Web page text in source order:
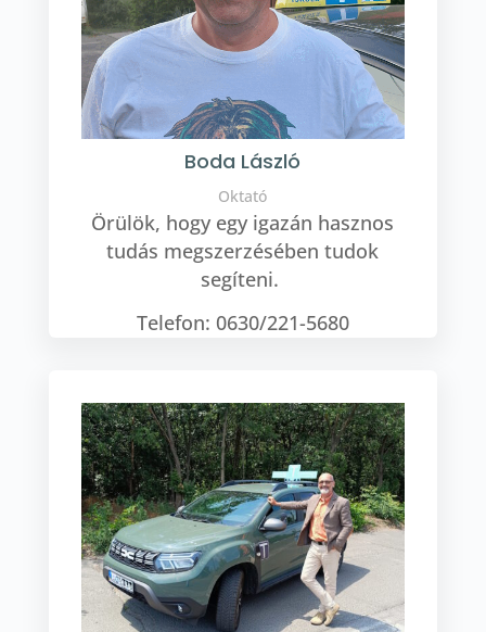
Boda László
Oktató
Örülök, hogy egy igazán hasznos
tudás megszerzésében tudok
segíteni.
Telefon: 0630/221-5680